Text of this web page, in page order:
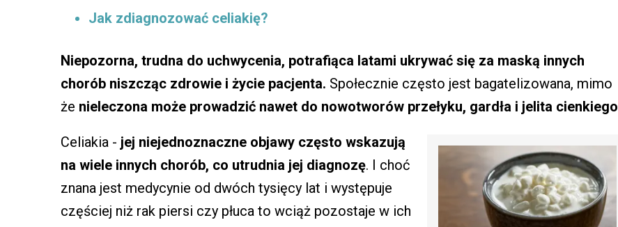
Jak zdiagnozować celiakię?
Niepozorna, trudna do uchwycenia, potrafiąca latami ukrywać się za maską innych
chorób niszcząc zdrowie i życie pacjenta. Społecznie często jest bagatelizowana, mimo
że nieleczona może prowadzić nawet do nowotworów przełyku, gardła i jelita cienkiego
Celiakia - jej niejednoznaczne objawy często wskazują
na wiele innych chorób, co utrudnia jej diagnozę. I choć
znana jest medycynie od dwóch tysięcy lat i występuje
częściej niż rak piersi czy płuca to wciąż pozostaje w ich